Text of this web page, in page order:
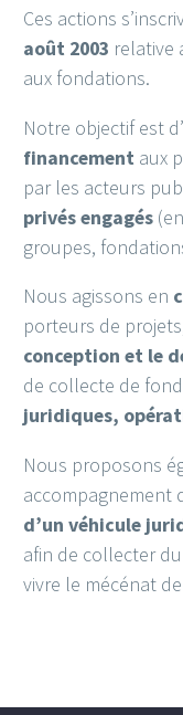
Ces actions
août 2003 relative
aux fondations.
Notre objectif est
financement aux
par les acteurs
privés engagés
groupes,
Nous agissons en
porteurs de
conception et le
de collecte de
juridiques,
Nous proposons
accompagnement
d’un véhicule
afin de collecter
vivre le mécénat